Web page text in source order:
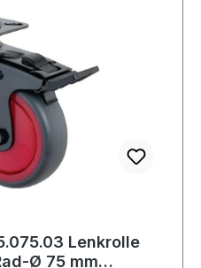
Lenkrolle